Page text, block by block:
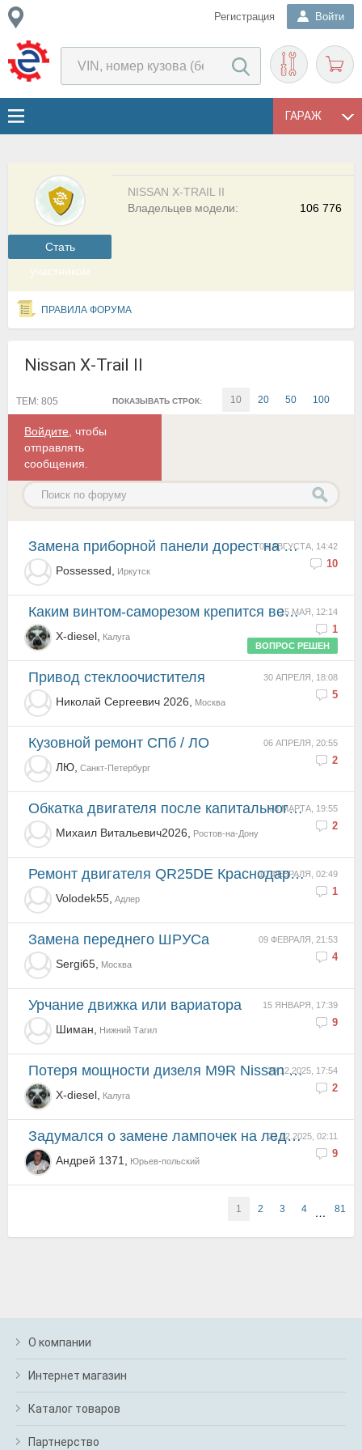
Регистрация Войти
ГАРАЖ
Cтать
участником
NISSAN X-TRAIL II
106 776
Владельцев модели:
ПРАВИЛА ФОРУМА
Nissan X-Trail II
ПОКАЗЫВАТЬ СТРОК: 10 20 50 100
ТЕМ: 805
Войдите , чтобы
отправлять
сообщения.
03 АВГУСТА, 14:42
10
Замена приборной панели дорест на рест
Possessed, Иркутск
15 МАЯ, 12:14
1
каким винтом-саморезом крепится вентилятор отопителя?
X-diesel,
Калуга
ВОПРОС РЕШЕН
30 АПРЕЛЯ, 18:08
5
Привод стеклоочистителя
Николай Сергеевич 2026, Москва
06 АПРЕЛЯ, 20:55
2
Кузовной ремонт СПб / ЛО
ЛЮ, Санкт-Петербург
08 МАРТА, 19:55
2
Обкатка двигателя после капитального ремонта
Михаил Витальевич2026, Ростов-на-Дону
10 ФЕВРАЛЯ, 02:49
1
Ремонт двигателя QR25DE Краснодарский край
Volodek55, Адлер
09 ФЕВРАЛЯ, 21:53
4
Замена переднего ШРУСа
Sergi65, Москва
15 ЯНВАРЯ, 17:39
9
урчание движка или вариатора
Шиман, Нижний Тагил
29.12.2025, 17:54
2
Потеря мощности дизеля M9R Nissan X-Trail II 2.0 dCi 4WD
X-diesel, Калуга
21.12.2025, 02:11
9
Задумался о замене лампочек на лед.Посоветуйте кто в теме?
Андрей 1371, Юрьев-польский
1 2 3 4 … 81
О компании
Интернет магазин
Каталог товаров
Партнерство